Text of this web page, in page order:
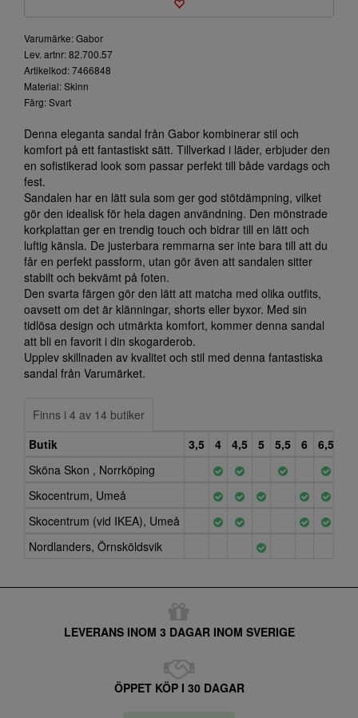
Varumärke: Gabor
Lev. artnr: 82.700.57
Artikelkod: 7466848
Material: Skinn
Färg: Svart
Denna eleganta sandal från Gabor kombinerar stil och
komfort på ett fantastiskt sätt. Tillverkad i läder, erbjuder den
en sofistikerad look som passar perfekt till både vardags och
fest.
Sandalen har en lätt sula som ger god stötdämpning, vilket
gör den idealisk för hela dagen användning. Den mönstrade
korkplattan ger en trendig touch och bidrar till en lätt och
luftig känsla. De justerbara remmarna ser inte bara till att du
får en perfekt passform, utan gör även att sandalen sitter
stabilt och bekvämt på foten.
Den svarta färgen gör den lätt att matcha med olika outfits,
oavsett om det är klänningar, shorts eller byxor. Med sin
tidlösa design och utmärkta komfort, kommer denna sandal
att bli en favorit i din skogarderob.
Upplev skillnaden av kvalitet och stil med denna fantastiska
sandal från Varumärket.
Finns i 4 av 14 butiker
Butik
3,5 4 4,5 5 5,5 6 6,5
Sköna Skon , Norrköping
Skocentrum, Umeå
Skocentrum (vid IKEA), Umeå
Nordlanders, Örnsköldsvik
LEVERANS INOM 3 DAGAR INOM SVERIGE
ÖPPET KÖP I 30 DAGAR